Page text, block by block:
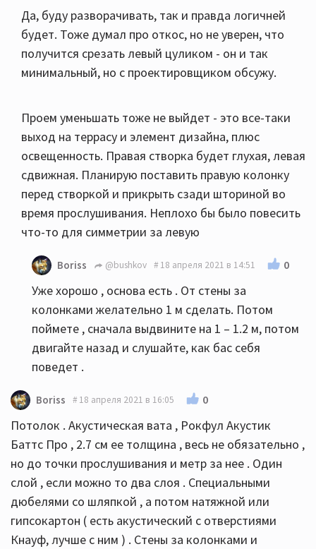
Да, буду разворачивать, так и правда логичней
будет. Тоже думал про откос, но не уверен, что
получится срезать левый цуликом - он и так
минимальный, но с проектировщиком обсужу.
Проем уменьшать тоже не выйдет - это все-таки
выход на террасу и элемент дизайна, плюс
освещенность. Правая створка будет глухая, левая
сдвижная. Планирую поставить правую колонку
перед створкой и прикрыть сзади шториной во
время прослушивания. Неплохо бы было повесить
что-то для симметрии за левую
Boriss @bushkov 18 апреля 2021 в 14:51 0
Уже хорошо , основа есть . От стены за
колонками желательно 1 м сделать. Потом
поймете , сначала выдвините на 1 – 1.2 м, потом
двигайте назад и слушайте, как бас себя
поведет .
Boriss 18 апреля 2021 в 16:05 0
Потолок . Акустическая вата , Рокфул Акустик
Баттс Про , 2.7 см ее толщина , весь не обязательно ,
но до точки прослушивания и метр за нее . Один
слой , если можно то два слоя . Специальными
дюбелями со шляпкой , а потом натяжной или
гипсокартон ( есть акустический с отверстиями
Кнауф, лучше с ним ) . Стены за колонками и